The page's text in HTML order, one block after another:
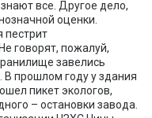
все. Другое дело,
оценки.
говорят, пожалуй,
завелись
В прошлом году у здания
пикет экологов,
– остановки завода.